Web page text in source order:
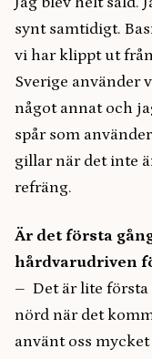
synt samtidigt.
vi har klippt ut
Sverige använder
något annat och
spår som
gillar när det inte
refräng.
Är det första
hårdvarudriven
– Det är lite
nörd när det
använt oss